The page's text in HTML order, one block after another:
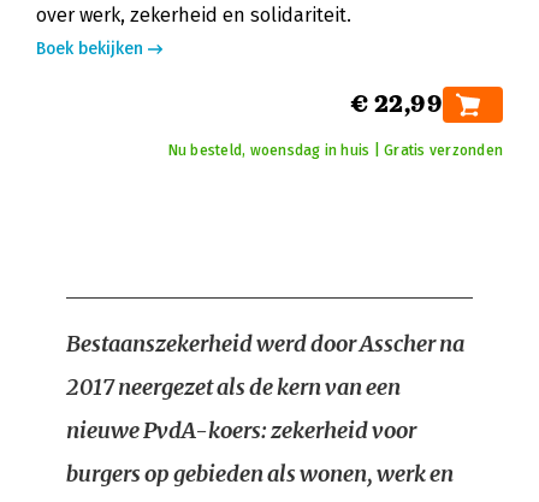
over werk, zekerheid en solidariteit.
Boek bekijken
€ 22,99
Nu besteld, woensdag in huis | Gratis verzonden
Bestaanszekerheid werd door Asscher na
2017 neergezet als de kern van een
nieuwe PvdA-koers: zekerheid voor
burgers op gebieden als wonen, werk en